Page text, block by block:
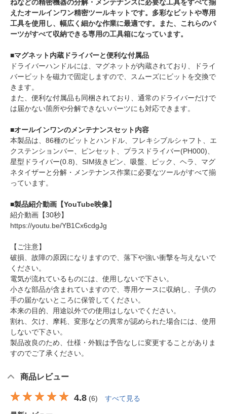
ねなどの精密機器の分解・メンテナンスに必要な工具をすべて揃
えたオールインワン精密ツールキットです。多彩なビットや専用
工具を使用し、幅広く細かな作業に最適です。また、これらのパ
ーツがすべて収納できる専用の工具箱になっています。
■マグネット内蔵ドライバーと便利な付属品
ドライバーハンドルには、マグネットが内蔵されており、ドライ
バービットを磁力で固定しますので、スムーズにビットを交換で
きます。
また、便利な付属品も同梱されており、通常のドライバーだけで
は届かない箇所や分解できないパーツにも対応できます。
■オールインワンのメンテナンスセット内容
本製品は、86種のビットとハンドル、フレキシブルシャフト、エ
クステンションバー、ピンセット、プラスドライバー(PH000)、
星型ドライバー(0.8)、SIM抜きピン、吸盤、ピック、ヘラ、マグ
ネタイザーと分解・メンテナンス作業に必要なツールがすべて揃
っています。
■製品紹介動画【YouTube映像】
紹介動画【30秒】
https://youtu.be/YB1Cx6cdgJg
【ご注意】
破損、故障の原因になりますので、落下や強い衝撃を与えないで
ください。
電気が流れているものには、使用しないで下さい。
小さな部品が含まれていますので、専用ケースに収納し、子供の
手の届かないところに保管してください。
本来の目的、用途以外での使用はしないでください。
割れ、欠け、摩耗、変形などの異常が認められた場合には、使用
しないで下さい。
製品改良のため、仕様・外観は予告なしに変更することがありま
すのでご了承ください。
商品レビュー
4.8 (6) すべて見る